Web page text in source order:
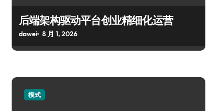
后端架构驱动平台创业精细化运营
dawei 8 月 1, 2026
模式